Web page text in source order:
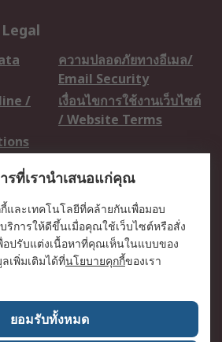
ความปลอดภัยทางอีเมล/
Email Security
/
เงื่อนไขการใช้งานเว็บไซต์
/ Website Terms
ข่าวประชาสัมพันธ์ / Press
Centre
วิธีการชำระเงิน /
อาชีพที่ RS / Careers
รที่เรานำเสนอแก่คุณ
และเทคโนโลยีที่คล้ายกันเพื่อมอบ
การให้ดีขึ้นเมื่อคุณใช้เว็บไซต์หรือสั่ง
อปรับแต่งเนื้อหาที่คุณเห็นในแบบของ
พิ่มเติมได้ที่นโยบายคุกกี้ของเรา
ยอมรับทั้งหมด